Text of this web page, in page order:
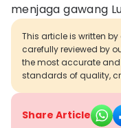
menjaga gawang
This article is written
carefully reviewed by
the most accurate
standards of quality,
Share Article